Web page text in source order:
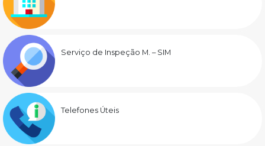
Serviço de Inspeção M. – SIM
Telefones Úteis